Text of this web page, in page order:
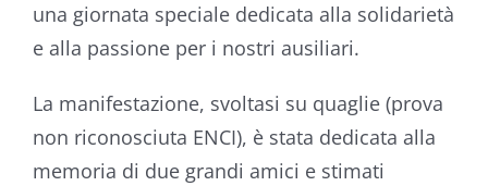
una giornata speciale dedicata alla solidarietà
e alla passione per i nostri ausiliari.
La manifestazione, svoltasi su quaglie (prova
non riconosciuta ENCI), è stata dedicata alla
memoria di due grandi amici e stimati